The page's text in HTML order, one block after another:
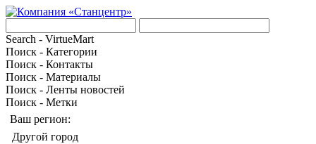
Search - VirtueMart
Поиск - Категории
Поиск - Контакты
Поиск - Материалы
Поиск - Ленты новостей
Поиск - Метки
Ваш регион:
Другой город